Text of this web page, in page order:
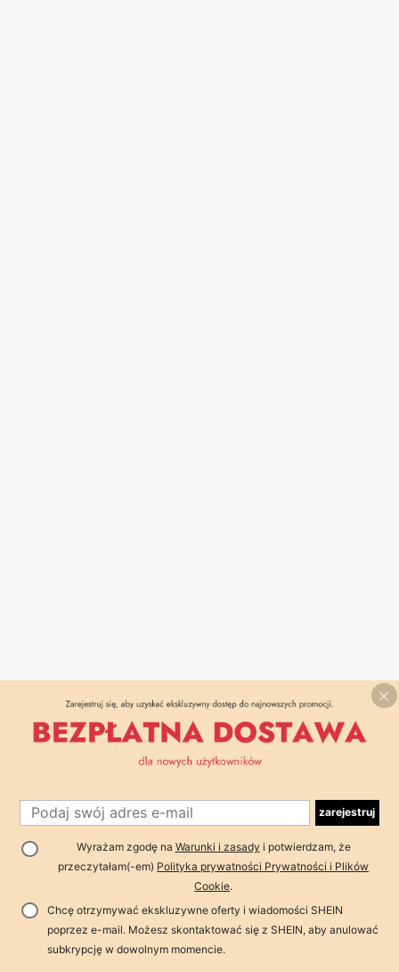
zarejestruj
Wyrażam zgodę na Warunki i zasady i potwierdzam, że
przeczytałam(-em) Polityka prywatności Prywatności i Plików
Cookie.
Chcę otrzymywać ekskluzywne oferty i wiadomości SHEIN
poprzez e-mail. Możesz skontaktować się z SHEIN, aby anulować
subkrypcję w dowolnym momencie.